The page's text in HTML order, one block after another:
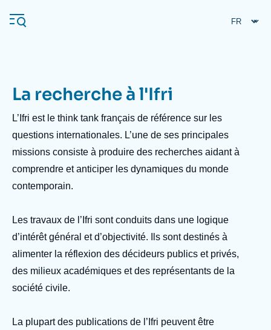
au
contenu
Navigation
principale
L'Ifri
Analyses
Événements
Se connecter
À propos de l'Ifri
L'Ifri en bref Proche-Orient
La recherche à l'Ifri
L’Ifri est le think tank français de référence sur les
questions internationales. L’une de ses principales
missions consiste à produire des recherches aidant à
comprendre et anticiper les dynamiques du monde
contemporain.
Les travaux de l’Ifri sont conduits dans une logique
d’intérêt général et d’objectivité. Ils sont destinés à
alimenter la réflexion des décideurs publics et privés,
des milieux académiques et des représentants de la
société civile.
La plupart des publications de l’Ifri peuvent être